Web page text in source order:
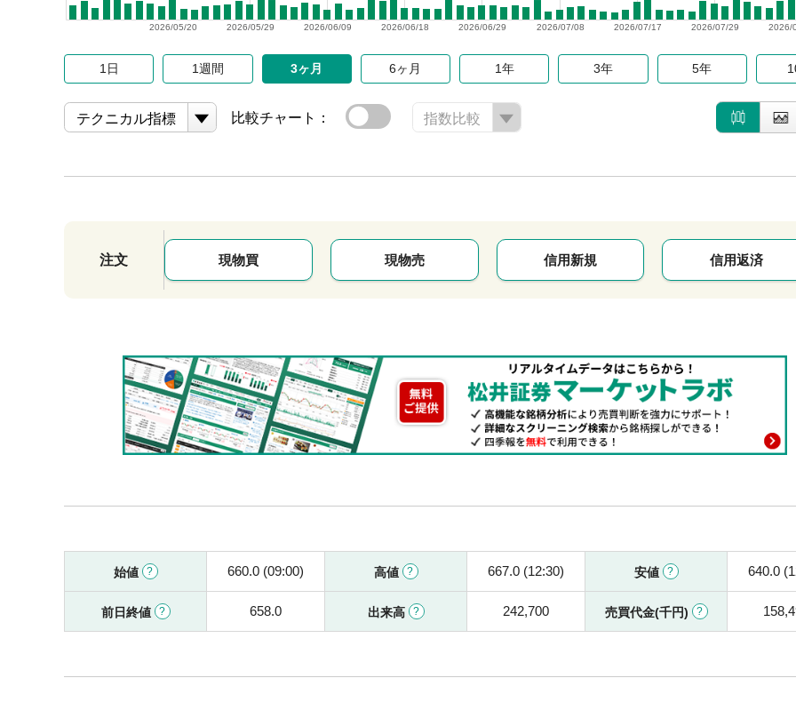
2026/
2026/07/29
2026/07/17
2026/07/08
2026/06/29
2026/06/18
2026/06/09
2026/05/29
2026/05/20
1日 1週間 3ヶ月 6ヶ月 1年 3年 5年
テクニカル指標 比較チャート： 指数比較
注文 現物買 現物売 信用新規 信用返済
始値 660.0 (09:00) 高値 667.0 (12:30) 安値 640.0
前日終値 658.0 出来高 242,700 売買代金(千円)